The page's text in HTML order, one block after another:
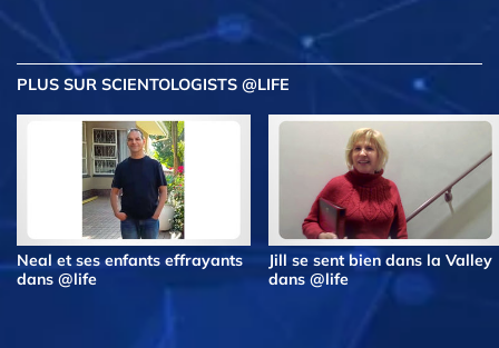
PLUS SUR SCIENTOLOGISTS @LIFE
Neal et ses enfants effrayants
dans @life
Jill se sent bien dans la Valley
dans @life